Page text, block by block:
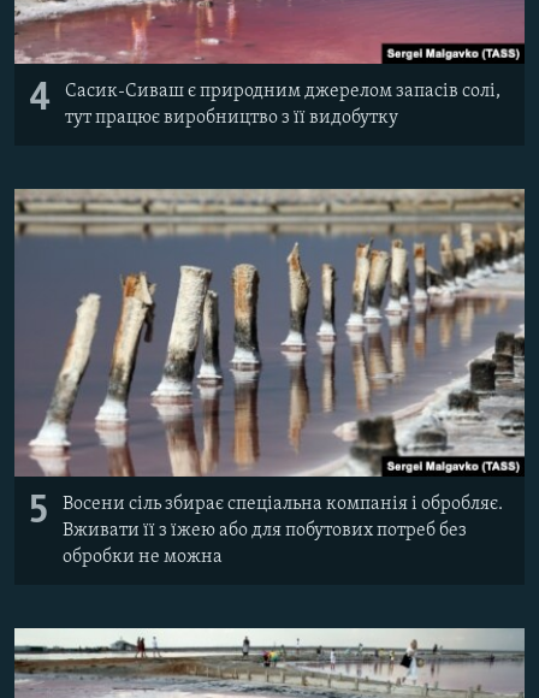
4
Сасик-Сиваш є природним джерелом запасів солі,
тут працює виробництво з її видобутку
5
Восени сіль збирає спеціальна компанія і обробляє.
Вживати її з їжею або для побутових потреб без
обробки не можна